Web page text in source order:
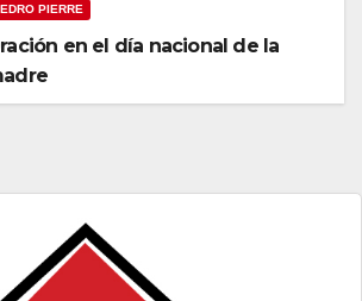
PIERRE
en el día nacional de la